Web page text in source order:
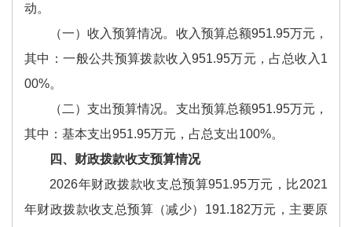
动。
（一）收入预算情况。收入预算总额951.95万元，
其中：一般公共预算拨款收入951.95万元，占总收入1
00%。
（二）支出预算情况。支出预算总额951.95万元，
其中：基本支出951.95万元，占总支出100%。
四、财政拨款收支预算情况
2026年财政拨款收支总预算951.95万元，比2021
年财政拨款收支总预算（减少）191.182万元，主要原